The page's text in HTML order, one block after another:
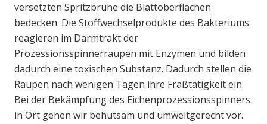
versetzten Spritzbrühe die Blattoberflächen
bedecken. Die Stoffwechselprodukte des Bakteriums
reagieren im Darmtrakt der
Prozessionsspinnerraupen mit Enzymen und bilden
dadurch eine toxischen Substanz. Dadurch stellen die
Raupen nach wenigen Tagen ihre Fraßtätigkeit ein.
Bei der Bekämpfung des Eichenprozessionsspinners
in Ort gehen wir behutsam und umweltgerecht vor.